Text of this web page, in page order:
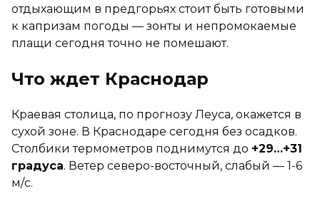
отдыхающим в предгорьях стоит быть готовыми
к капризам погоды — зонты и непромокаемые
плащи сегодня точно не помешают.
Что ждет Краснодар
Краевая столица, по прогнозу Леуса, окажется в
сухой зоне. В Краснодаре сегодня без осадков.
Столбики термометров поднимутся до +29…+31
градуса. Ветер северо-восточный, слабый — 1-6
м/с.